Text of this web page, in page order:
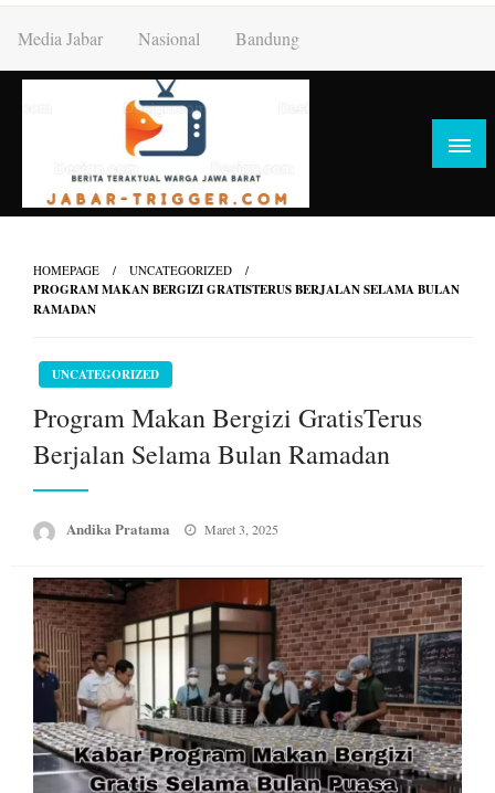
content
Media Jabar Nasional Bandung
HOMEPAGE UNCATEGORIZED
PROGRAM MAKAN BERGIZI GRATISTERUS BERJALAN SELAMA BULAN
RAMADAN
UNCATEGORIZED
Program Makan Bergizi GratisTerus
Berjalan Selama Bulan Ramadan
Andika Pratama
Posted
Maret 3, 2025